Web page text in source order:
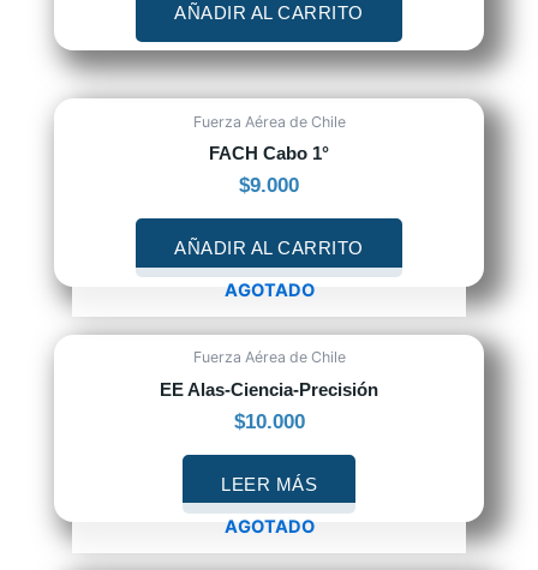
AÑADIR AL CARRITO
Fuerza Aérea de Chile
FACH Cabo 1°
$9.000
AÑADIR AL CARRITO
AGOTADO
Fuerza Aérea de Chile
EE Alas-Ciencia-Precisión
$10.000
LEER MÁS
AGOTADO